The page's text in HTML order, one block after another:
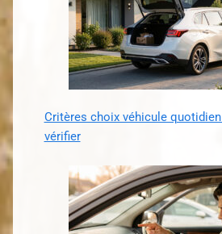
Critères choix véhicule
vérifier